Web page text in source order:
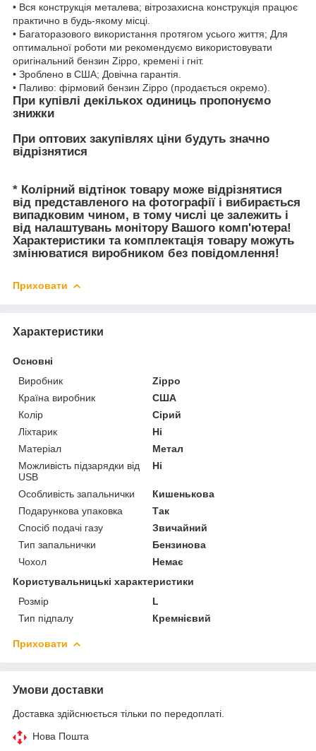
• Вся конструкція металева; вітрозахисна конструкція працює
практично в будь-якому місці.
• Багаторазового використання протягом усього життя; Для
оптимальної роботи ми рекомендуємо використовувати
оригінальний бензин Zippo, кремені і гніт.
• Зроблено в США; Довічна гарантія.
• Паливо: фірмовий бензин Zippo (продається окремо).
При купівлі декількох одиниць пропонуємо
знижки
При оптових закупівлях ціни будуть значно
відрізнятися
* Колірний відтінок товару може відрізнятися
від представленого на фотографії і вибирається
випадковим чином, в тому числі це залежить і
від налаштувань монітору Вашого комп'ютера!
Характеристики та комплектація товару можуть
змінюватися виробником без повідомлення!
Приховати
Характеристики
Основні
Виробник
Zippo
Країна виробник
США
Колір
Сірий
Ліхтарик
Ні
Матеріал
Метал
Можливість підзарядки від
USB
Ні
Особливість запальнички
Кишенькова
Подарункова упаковка
Так
Спосіб подачі газу
Звичайний
Тип запальнички
Бензинова
Чохол
Немає
Користувальницькі характеристики
Розмір
L
Тип підпалу
Кремнієвий
Приховати
Умови доставки
Доставка здійснюється тільки по передоплаті.
Нова Пошта